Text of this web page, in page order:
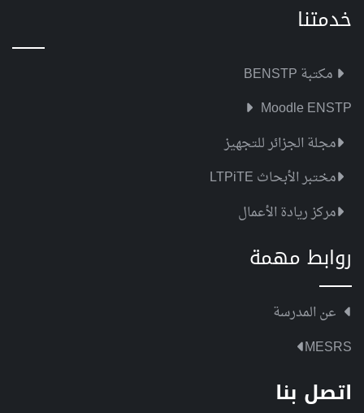
خدمتنا
مكتبة BENSTP
Moodle ENSTP
مجلة الجزائر للتجهيز
مختبر الأبحاث LTPiTE
مركز ريادة الأعمال
روابط مهمة
عن المدرسة
MESRS
اتصل بنا